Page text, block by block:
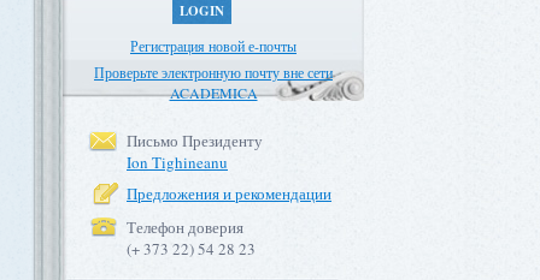
LOGIN
Регистрация новой е-почты
Проверьте электронную почту вне сети
ACADEMICA
Письмо Президенту
Ion Tighineanu
Предложения и рекомендации
Телефон доверия
(+ 373 22) 54 28 23